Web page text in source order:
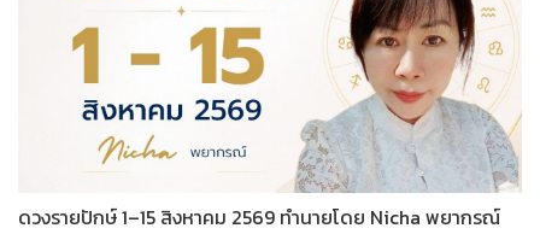
ดวงรายปักษ์ 1–15 สิงหาคม 2569 ทำนายโดย Nicha พยากรณ์